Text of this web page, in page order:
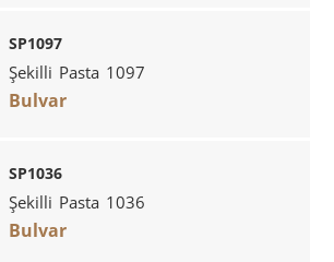
SP1097
Şekilli Pasta 1097
Bulvar
SP1036
Şekilli Pasta 1036
Bulvar